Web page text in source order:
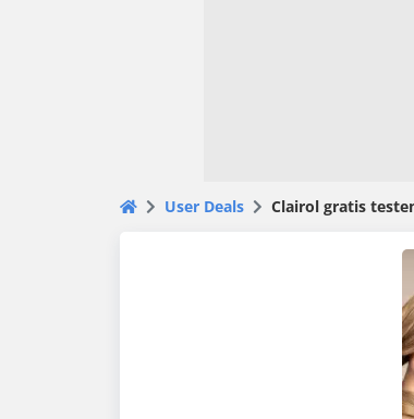
User Deals Clairol gratis